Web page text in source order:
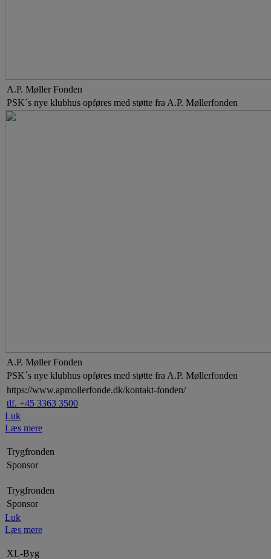
A.P. Møller Fonden
PSK´s nye klubhus opføres med støtte fra A.P. Møllerfonden
A.P. Møller Fonden
PSK´s nye klubhus opføres med støtte fra A.P. Møllerfonden
https://www.apmollerfonde.dk/kontakt-fonden/
tlf. +45 3363 3500
Luk
Læs mere
Trygfronden
Sponsor
Trygfronden
Sponsor
Luk
Læs mere
XL-Byg